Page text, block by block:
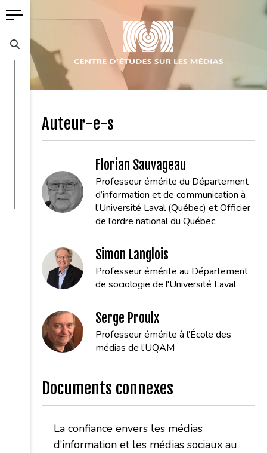
Auteur-e-s
Florian Sauvageau
Professeur émérite du Département
d’information et de communication à
l’Université Laval (Québec) et Officier
de l’ordre national du Québec
Simon Langlois
Professeur émérite au Département
de sociologie de l'Université Laval
Serge Proulx
Professeur émérite à l’École des
médias de l’UQAM
Documents connexes
La confiance envers les médias
d’information et les médias sociaux au